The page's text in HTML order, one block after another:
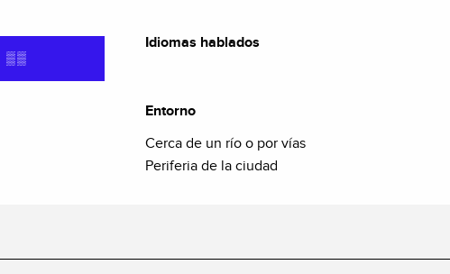
▒▒
Idiomas hablados
Idiomas hablados
Entorno
Entorno
Cerca de un río o por vías
Periferia de la ciudad